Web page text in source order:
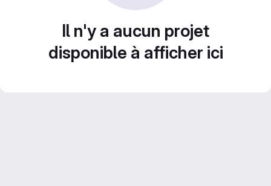
Il n'y a aucun projet
disponible à afficher ici